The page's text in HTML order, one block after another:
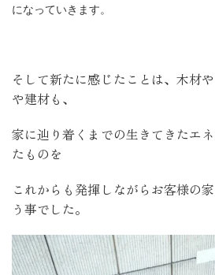
になっていきます。
そして新たに感じたことは、木材
や建材も、
家に辿り着くまでの生きてきたエ
たものを
これからも発揮しながらお客様の
う事でした。